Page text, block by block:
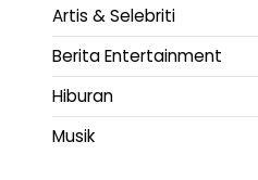
Artis & Selebriti
Berita Entertainment
Hiburan
Musik